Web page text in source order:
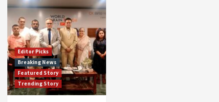
Editor Picks
Breaking News
Featured Story
Trending Story